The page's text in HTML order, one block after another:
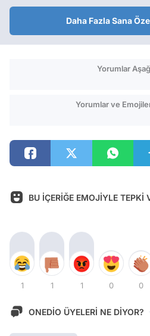
Daha Fazla Sana
Yorumlar
Yorumlar ve
BU İÇERİĞE EMOJİYLE TEPKİ
1 1 1 0 0
ONEDİO ÜYELERİ NE DİYOR?